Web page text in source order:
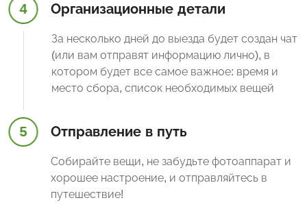
4 Организационные детали
За несколько дней до выезда будет создан чат
(или вам отправят информацию лично), в
котором будет все самое важное: время и
место сбора, список необходимых вещей
5 Отправление в путь
Собирайте вещи, не забудьте фотоаппарат и
хорошее настроение, и отправляйтесь в
путешествие!